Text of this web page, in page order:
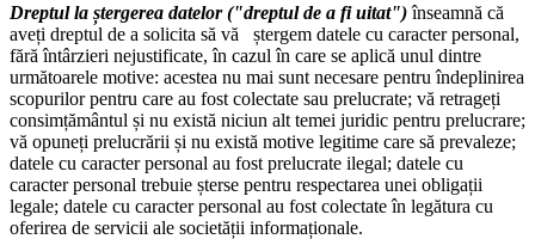
Dreptul la ștergerea datelor ("dreptul de a fi uitat")înseamnă că
aveți dreptul de a solicita să vă ștergem datele cu caracter personal,
fără întârzieri nejustificate, în cazul în care se aplică unul dintre
următoarele motive: acestea nu mai sunt necesare pentru îndeplinirea
scopurilor pentru care au fost colectate sau prelucrate; vă retrageți
consimțământul și nu există niciun alt temei juridic pentru prelucrare;
vă opuneți prelucrării și nu există motive legitime care să prevaleze;
datele cu caracter personal au fost prelucrate ilegal; datele cu
caracter personal trebuie șterse pentru respectarea unei obligații
legale; datele cu caracter personal au fost colectate în legătura cu
oferirea de servicii ale societății informaționale.